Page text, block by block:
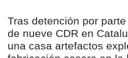
Tras detención por
de nueve CDR en
una casa artefactos